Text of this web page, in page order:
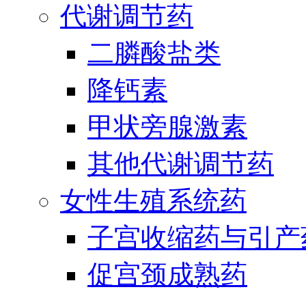
代谢调节药
二膦酸盐类
降钙素
甲状旁腺激素
其他代谢调节药
女性生殖系统药
子宫收缩药与引
促宫颈成熟药